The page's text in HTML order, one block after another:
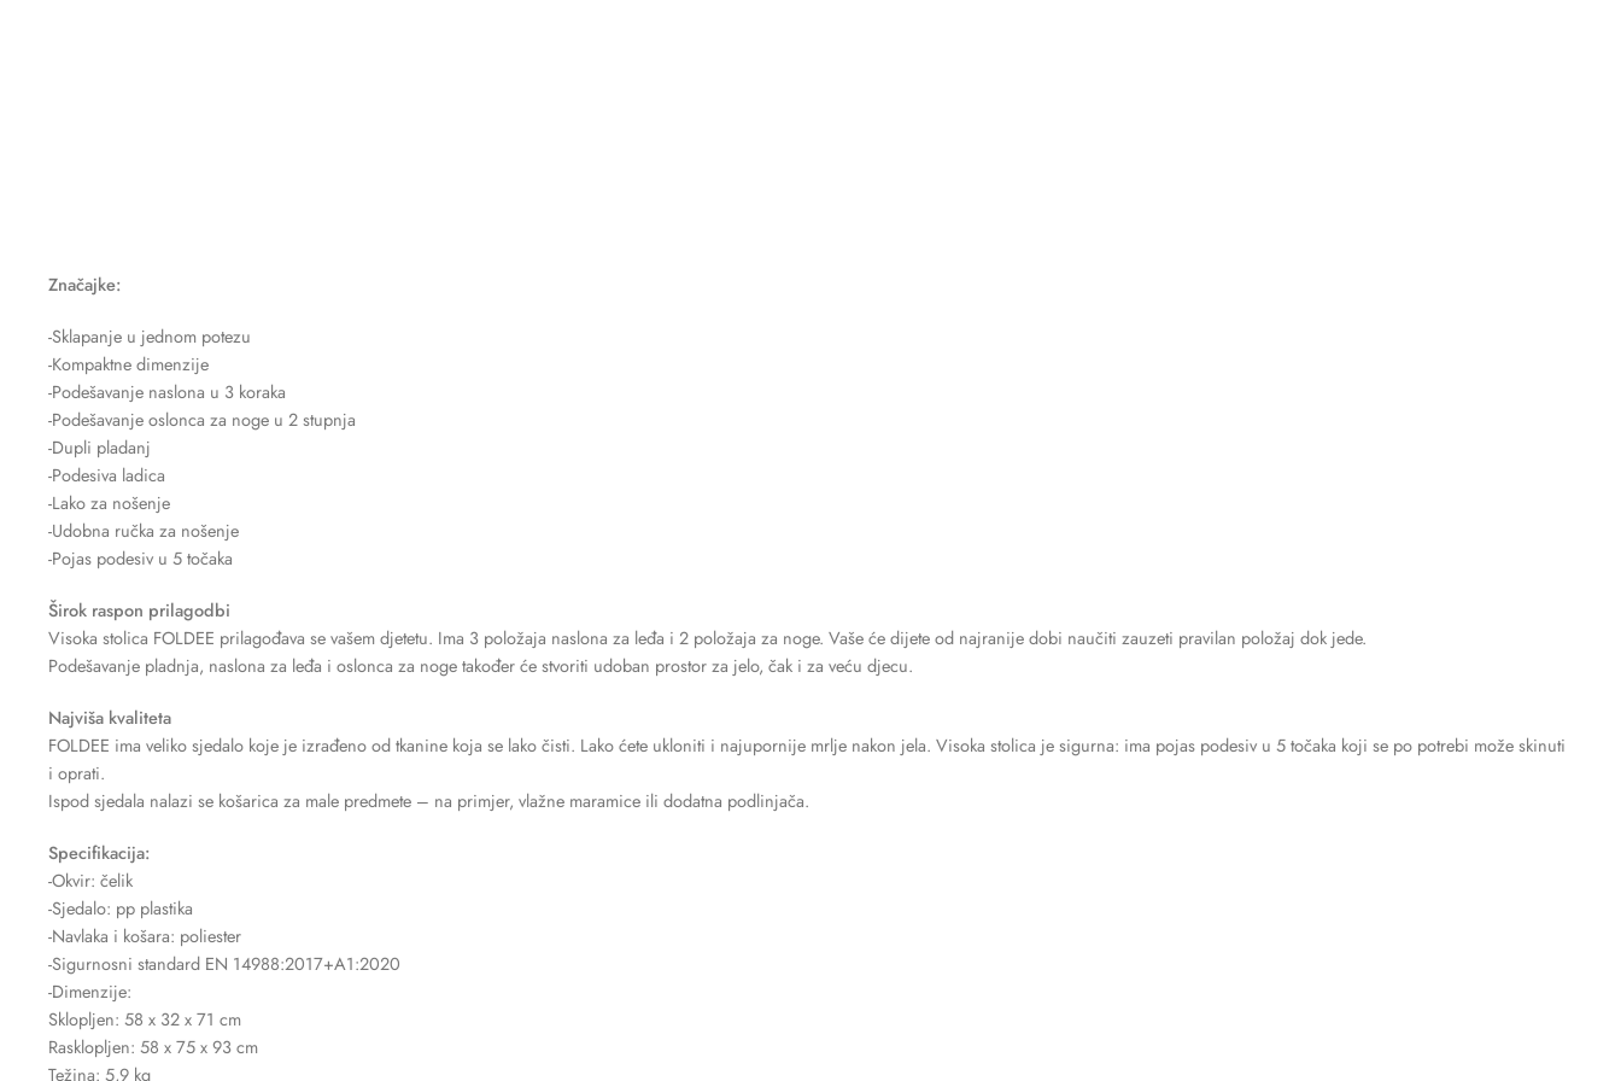
Značajke:
-Sklapanje u jednom potezu
-Kompaktne dimenzije
-Podešavanje naslona u 3 koraka
-Podešavanje oslonca za noge u 2 stupnja
-Dupli pladanj
-Podesiva ladica
-Lako za nošenje
-Udobna ručka za nošenje
-Pojas podesiv u 5 točaka
Širok raspon prilagodbi
Visoka stolica FOLDEE prilagođava se vašem djetetu. Ima 3 položaja naslona za leđa i 2 položaja za noge. Vaše će dijete od najranije dobi naučiti zauzeti pravilan položaj dok jede.
Podešavanje pladnja, naslona za leđa i oslonca za noge također će stvoriti udoban prostor za jelo, čak i za veću djecu.
Najviša kvaliteta
FOLDEE ima veliko sjedalo koje je izrađeno od tkanine koja se lako čisti. Lako ćete ukloniti i najupornije mrlje nakon jela. Visoka stolica je sigurna: ima pojas podesiv u 5 točaka koji se po potrebi može skinuti
i oprati.
Ispod sjedala nalazi se košarica za male predmete – na primjer, vlažne maramice ili dodatna podlinjača.
Specifikacija:
-Okvir: čelik
-Sjedalo: pp plastika
-Navlaka i košara: poliester
-Sigurnosni standard EN 14988:2017+A1:2020
-Dimenzije:
Sklopljen: 58 x 32 x 71 cm
Rasklopljen: 58 x 75 x 93 cm
Težina: 5,9 kg